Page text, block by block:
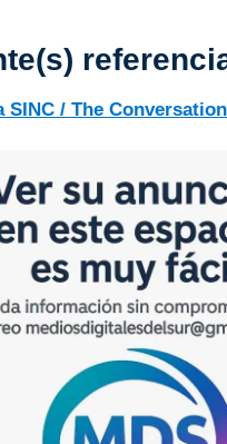
SINC / The Conversation